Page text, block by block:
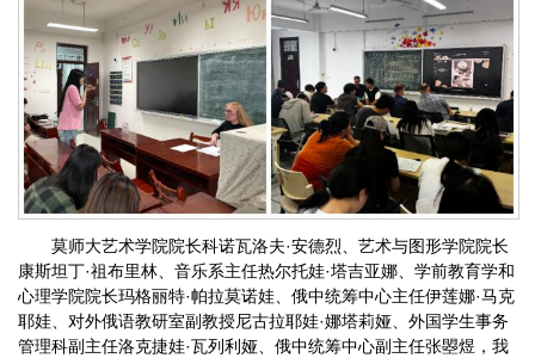
莫师大艺术学院院长科诺瓦洛夫·安德烈、艺术与图形学院院长
康斯坦丁·祖布里林、音乐系主任热尔托娃·塔吉亚娜、学前教育学和
心理学院院长玛格丽特·帕拉莫诺娃、俄中统筹中心主任伊莲娜·马克
耶娃、对外俄语教研室副教授尼古拉耶娃·娜塔莉娅、外国学生事务
管理科副主任洛克捷娃·瓦列利娅、俄中统筹中心副主任张曌煜，我